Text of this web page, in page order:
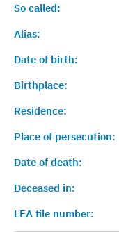
So called:
Alias:
Date of birth:
Birthplace:
Residence:
Place of persecution:
Date of death:
Deceased in:
LEA file number: